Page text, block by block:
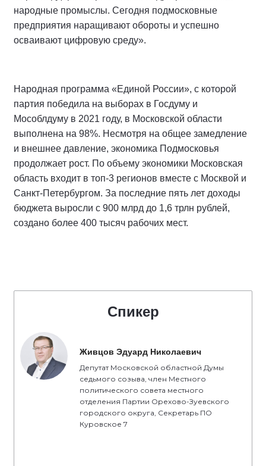
народные промыслы. Сегодня подмосковные
предприятия наращивают обороты и успешно
осваивают цифровую среду».
Народная программа «Единой России», с которой
партия победила на выборах в Госдуму и
Мособлдуму в 2021 году, в Московской области
выполнена на 98%. Несмотря на общее замедление
и внешнее давление, экономика Подмосковья
продолжает рост. По объему экономики Московская
область входит в топ-3 регионов вместе с Москвой и
Санкт-Петербургом. За последние пять лет доходы
бюджета выросли с 900 млрд до 1,6 трлн рублей,
создано более 400 тысяч рабочих мест.
Спикер
Живцов Эдуард Николаевич
Депутат Московской областной Думы
седьмого созыва, член Местного
политического совета местного
отделения Партии Орехово-Зуевского
городского округа, Секретарь ПО
Куровское 7